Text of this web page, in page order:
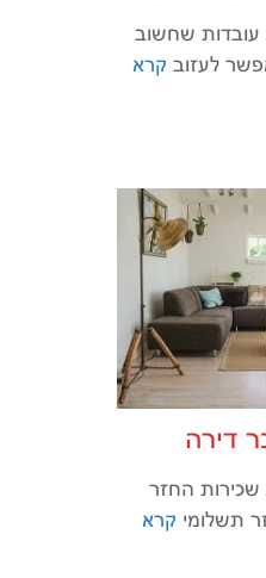
עובדות שחשוב
לעזוב קרא
דירה
שכירות החזר
תשלומי קרא